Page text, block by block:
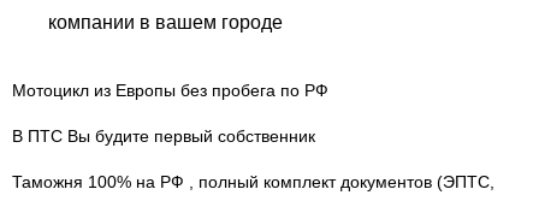
компании в вашем городе
Мотоцикл из Европы без пробега по РФ
В ПТС Вы будите первый собственник
Таможня 100% на РФ , полный комплект документов (ЭПТС,